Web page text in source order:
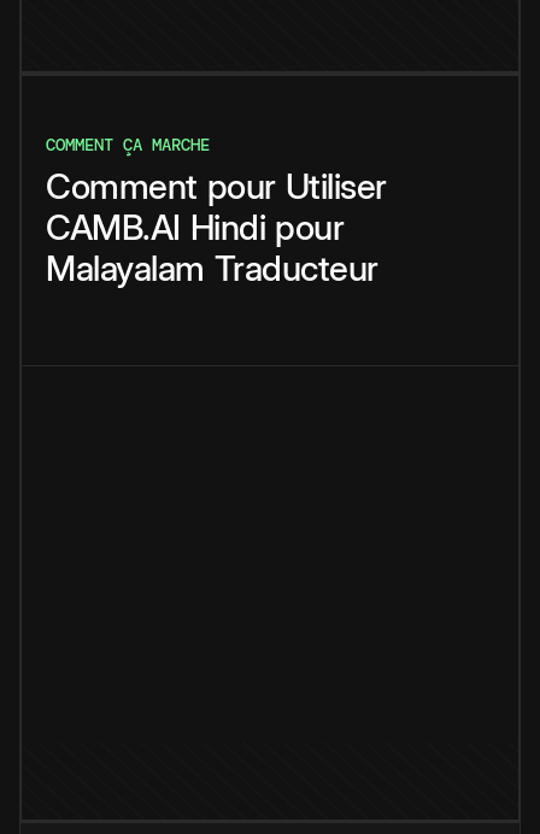
COMMENT ÇA MARCHE
Comment pour Utiliser
CAMB.AI Hindi pour
Malayalam Traducteur